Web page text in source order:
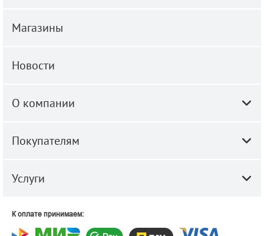
Магазины
Новости
О компании
Покупателям
Услуги
К оплате принимаем: